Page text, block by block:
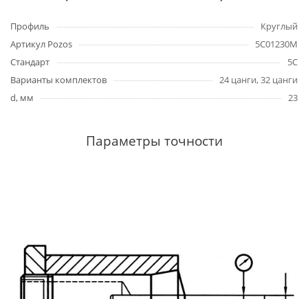
Профиль
Круглый
Артикул Pozos
5C01230M
Стандарт
5C
Варианты комплектов
24 цанги, 32 цанги
d, мм
23
Параметры точности